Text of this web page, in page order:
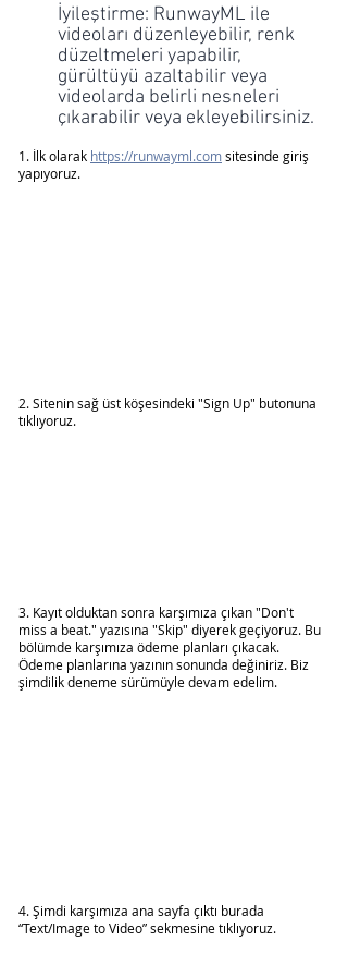
İyileştirme: RunwayML ile
videoları düzenleyebilir, renk
düzeltmeleri yapabilir,
gürültüyü azaltabilir veya
videolarda belirli nesneleri
çıkarabilir veya ekleyebilirsiniz.
1. İlk olarak https://runwayml.com sitesinde giriş
yapıyoruz.
2. Sitenin sağ üst köşesindeki "Sign Up" butonuna
tıklıyoruz.
3. Kayıt olduktan sonra karşımıza çıkan "Don't
miss a beat." yazısına "Skip" diyerek geçiyoruz. Bu
bölümde karşımıza ödeme planları çıkacak.
Ödeme planlarına yazının sonunda değiniriz. Biz
şimdilik deneme sürümüyle devam edelim.
4. Şimdi karşımıza ana sayfa çıktı burada
“Text/Image to Video” sekmesine tıklıyoruz.